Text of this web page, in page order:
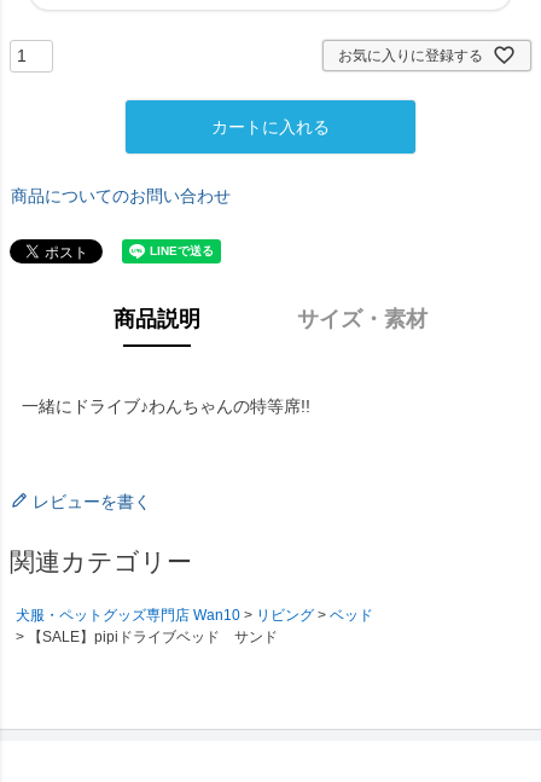
お気に入りに登録する
カートに入れる
商品についてのお問い合わせ
商品説明 サイズ・素材
一緒にドライブ♪わんちゃんの特等席!!
レビューを書く
関連カテゴリー
犬服・ペットグッズ専門店 Wan10 リビング
ベッド
【SALE】pipiドライブベッド サンド